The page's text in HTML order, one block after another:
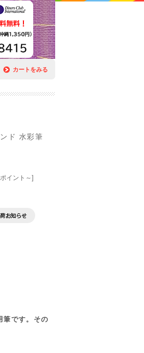
カートをみる
ド 水彩筆
イント～]
筆です。その